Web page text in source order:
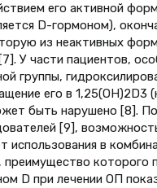
его активной
D-гормоном),
из неактивных
У части пациентов,
группы,
его в 1,25(ОН)2D3
быть нарушено [8].
[9],
использования в
преимущество которого
D при лечении ОП